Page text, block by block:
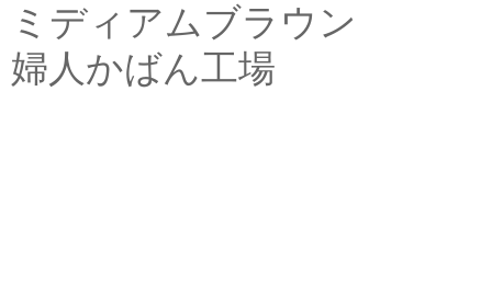
ミディアムブラウン
婦人かばん工場